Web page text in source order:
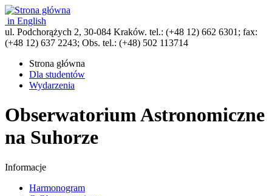
in English
ul. Podchorążych 2, 30-084 Kraków. tel.: (+48 12) 662 6301; fax:
(+48 12) 637 2243; Obs. tel.: (+48) 502 113714
Strona główna
Dla studentów
Wydarzenia
Obserwatorium Astronomiczne
na Suhorze
Informacje
Harmonogram